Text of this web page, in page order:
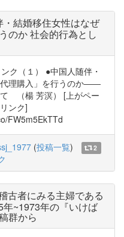
・結婚移住女性はなぜ
のか 社会的行為とし
ク（１） ●中国人随伴・
代理購入」を行うのか――
（楊 芳溟） [上がペー
ンク]
FW5m5EkTTd
(投稿一覧)
2
古者にみる主婦である
~1973年の『いけば
群から